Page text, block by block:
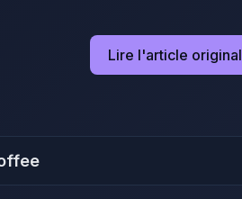
Lire l'article original